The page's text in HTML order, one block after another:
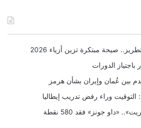
صيحة مبتكرة تزين أزياء 2026
الدورات
بين عُمان وإيران بشأن هرمز
التوقيت وراء رفض تدريب إيطاليا
«داو جونز» فقد 580 نقطة